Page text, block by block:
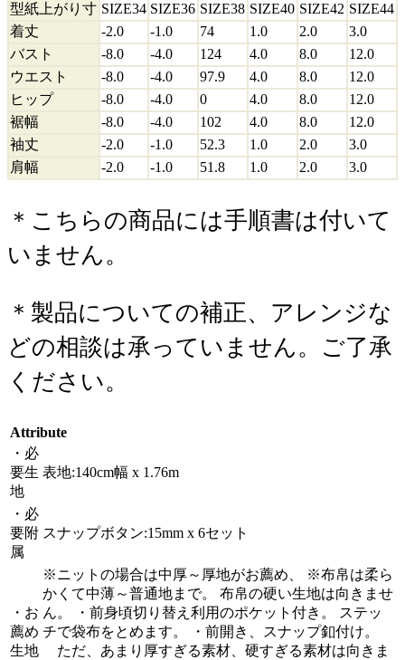
型紙上がり寸 SIZE34 SIZE36 SIZE38 SIZE40 SIZE42 SIZE44
着丈
-2.0 -1.0 74 1.0 2.0
3.0
バスト
-8.0 -4.0 124 4.0 8.0
12.0
ウエスト
-8.0 -4.0 97.9 4.0 8.0
12.0
ヒップ
-8.0 -4.0 0 4.0 8.0
12.0
裾幅
-8.0 -4.0 102 4.0 8.0
12.0
袖丈
-2.0 -1.0 52.3 1.0 2.0
3.0
肩幅
-2.0 -1.0 51.8 1.0 2.0 3.0
＊こちらの商品には手順書は付いて
いません。
＊製品についての補正、アレンジな
どの相談は承っていません。ご了承
ください。
Attribute
・必
要生
地
表地:140cm幅 x 1.76m
・必
要附
属
スナップボタン:15mm x 6セット
・お
薦め
生地
※ニットの場合は中厚～厚地がお薦め、 ※布帛は柔ら
かくて中薄～普通地まで。 布帛の硬い生地は向きませ
ん。 ・前身頃切り替え利用のポケット付き。 ステッ
チで袋布をとめます。 ・前開き、スナップ釦付け。
ただ、あまり厚すぎる素材、硬すぎる素材は向きま